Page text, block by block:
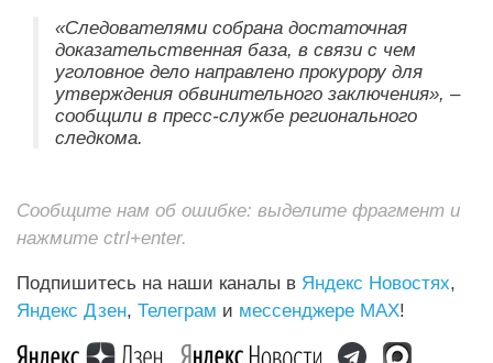
«Следователями собрана достаточная
доказательственная база, в связи с чем
уголовное дело направлено прокурору для
утверждения обвинительного заключения», –
сообщили в пресс-службе регионального
следкома.
Сообщите нам об ошибке: выделите фрагмент и
нажмите ctrl+enter.
Подпишитесь на наши каналы в Яндекс Новостях,
Яндекс Дзен, Телеграм и мессенджере MAX!